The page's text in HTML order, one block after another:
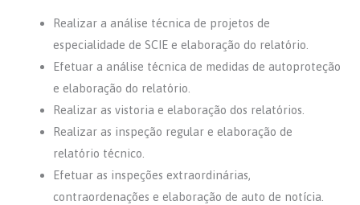
Realizar a análise técnica de projetos de
especialidade de SCIE e elaboração do relatório.
Efetuar a análise técnica de medidas de autoproteção
e elaboração do relatório.
Realizar as vistoria e elaboração dos relatórios.
Realizar as inspeção regular e elaboração de
relatório técnico.
Efetuar as inspeções extraordinárias,
contraordenações e elaboração de auto de notícia.